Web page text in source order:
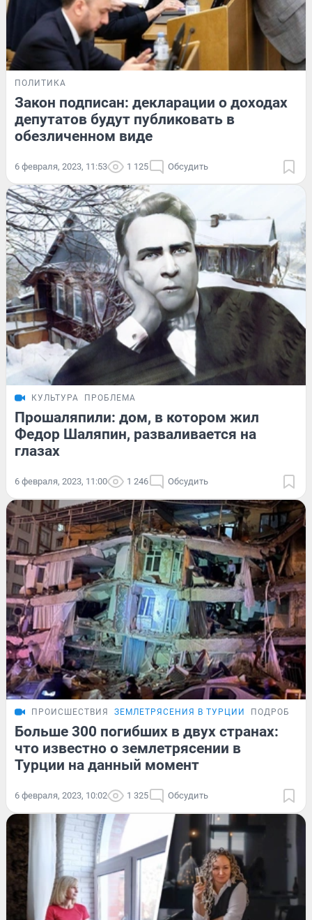
ПОЛИТИКА
Закон подписан: декларации о доходах
депутатов будут публиковать в
обезличенном виде
6 февраля, 2023, 11:53 1 125 Обсудить
КУЛЬТУРА ПРОБЛЕМА
Прошаляпили: дом, в котором жил
Федор Шаляпин, разваливается на
глазах
6 февраля, 2023, 11:00 1 246 Обсудить
ПРОИСШЕСТВИЯ ЗЕМЛЕТРЯСЕНИЯ В ТУРЦИИ
Больше 300 погибших в двух странах:
что известно о землетрясении в
Турции на данный момент
6 февраля, 2023, 10:02 1 325 Обсудить